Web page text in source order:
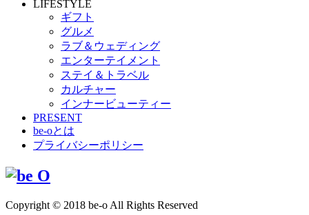
LIFESTYLE
ギフト
グルメ
ラブ＆ウェディング
エンターテイメント
ステイ＆トラベル
カルチャー
インナービューティー
PRESENT
be-oとは
プライバシーポリシー
Copyright © 2018 be-o All Rights Reserved